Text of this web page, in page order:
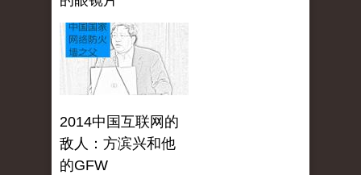
2014中国互联网的
敌人：方滨兴和他
的GFW